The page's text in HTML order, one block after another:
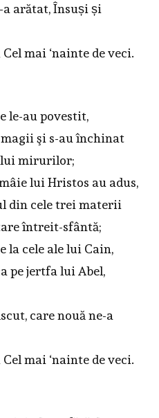
a arătat, Însuși și
mai ‘nainte de veci.
le-au povestit,
şi s-au închinat
mirurilor;
lui Hristos au adus,
din cele trei materii
întreit-sfântă;
la cele ale lui Cain,
pe jertfa lui Abel,
care nouă ne-a
mai ‘nainte de veci.